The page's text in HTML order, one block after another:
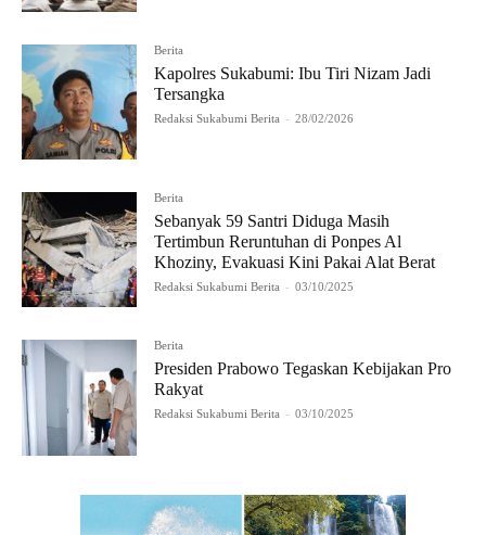
Berita
Kapolres Sukabumi: Ibu Tiri Nizam Jadi
Tersangka
Redaksi Sukabumi Berita - 28/02/2026
Berita
Sebanyak 59 Santri Diduga Masih
Tertimbun Reruntuhan di Ponpes Al
Khoziny, Evakuasi Kini Pakai Alat Berat
Redaksi Sukabumi Berita - 03/10/2025
Berita
Presiden Prabowo Tegaskan Kebijakan Pro
Rakyat
Redaksi Sukabumi Berita - 03/10/2025